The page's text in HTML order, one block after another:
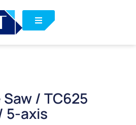
/ TC625
5-axis